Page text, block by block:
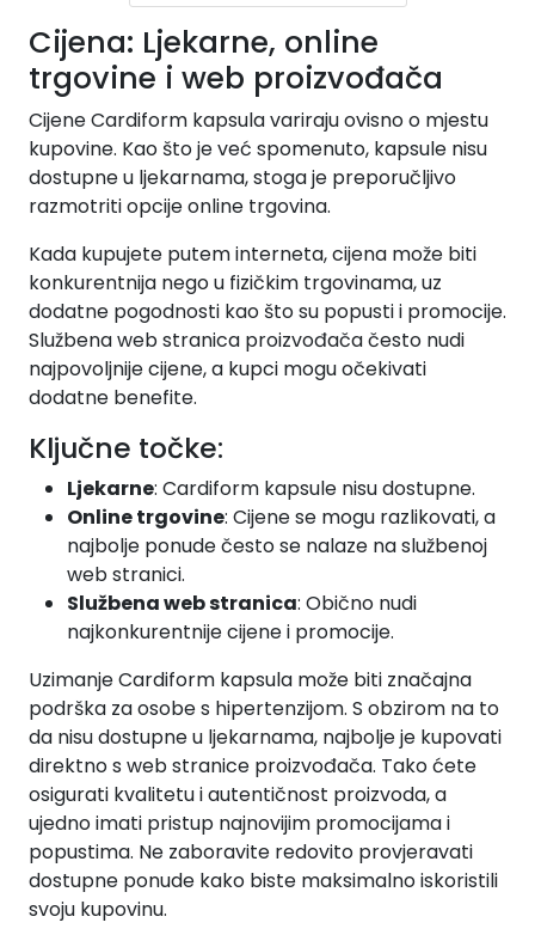
Cijena: Ljekarne, online
trgovine i web proizvođača
Cijene Cardiform kapsula variraju ovisno o mjestu
kupovine. Kao što je već spomenuto, kapsule nisu
dostupne u ljekarnama, stoga je preporučljivo
razmotriti opcije online trgovina.
Kada kupujete putem interneta, cijena može biti
konkurentnija nego u fizičkim trgovinama, uz
dodatne pogodnosti kao što su popusti i promocije.
Službena web stranica proizvođača često nudi
najpovoljnije cijene, a kupci mogu očekivati
dodatne benefite.
Ključne točke:
Ljekarne: Cardiform kapsule nisu dostupne.
Online trgovine: Cijene se mogu razlikovati, a
najbolje ponude često se nalaze na službenoj
web stranici.
Službena web stranica: Obično nudi
najkonkurentnije cijene i promocije.
Uzimanje Cardiform kapsula može biti značajna
podrška za osobe s hipertenzijom. S obzirom na to
da nisu dostupne u ljekarnama, najbolje je kupovati
direktno s web stranice proizvođača. Tako ćete
osigurati kvalitetu i autentičnost proizvoda, a
ujedno imati pristup najnovijim promocijama i
popustima. Ne zaboravite redovito provjeravati
dostupne ponude kako biste maksimalno iskoristili
svoju kupovinu.